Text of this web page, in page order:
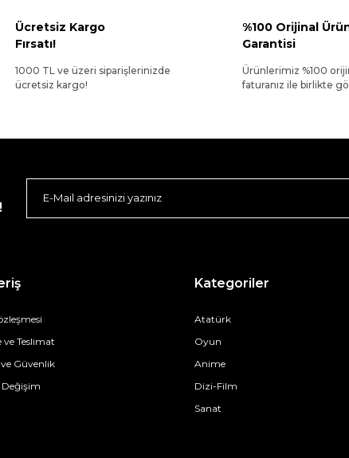
Ücretsiz Kargo
Fırsatı!
1000 TL ve üzeri siparişlerinizde
ücretsiz kargo!
%100 Orijinal
Garantisi
Ürünlerimiz %100
faturanız ile birlikte
ve Teslimat
Güvenlik
Değişim
Kategoriler
Atatürk
Oyun
Anime
Dizi-Film
Sanat